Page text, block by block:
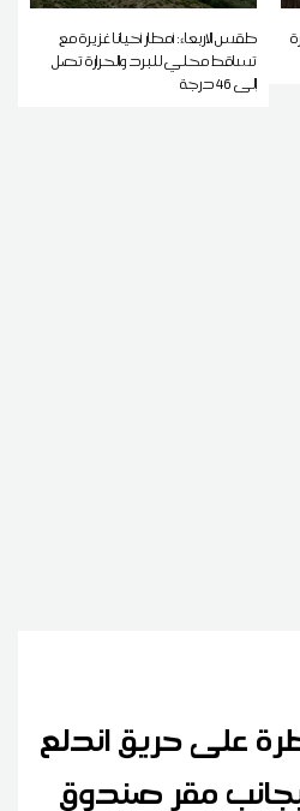
طقس الاربعاء: أمطار أحيانا غزيرة مع
تساقط محلي للبرد والحرارة تصل
إلى 46 درجة
على حريق اندلع
مقر صندوق